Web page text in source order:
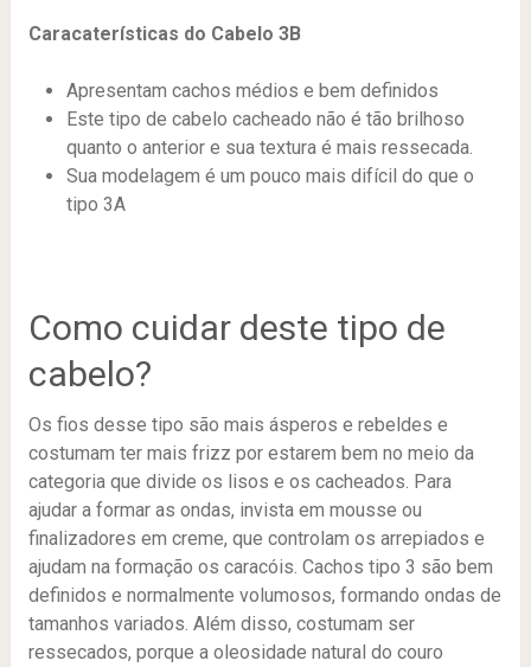
Caracaterísticas do Cabelo 3B
Apresentam cachos médios e bem definidos
Este tipo de cabelo cacheado não é tão brilhoso
quanto o anterior e sua textura é mais ressecada.
Sua modelagem é um pouco mais difícil do que o
tipo 3A
Como cuidar deste tipo de
cabelo?
Os fios desse tipo são mais ásperos e rebeldes e
costumam ter mais frizz por estarem bem no meio da
categoria que divide os lisos e os cacheados. Para
ajudar a formar as ondas, invista em mousse ou
finalizadores em creme, que controlam os arrepiados e
ajudam na formação os caracóis. Cachos tipo 3 são bem
definidos e normalmente volumosos, formando ondas de
tamanhos variados. Além disso, costumam ser
ressecados, porque a oleosidade natural do couro